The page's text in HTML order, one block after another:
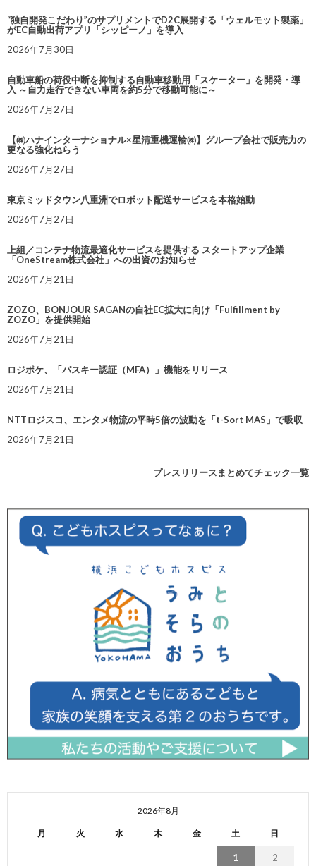
“独自開発こだわり”のサプリメントでD2C展開する「ウェルモット製薬」
がEC自動出荷アプリ「シッピーノ」を導入
2026年7月30日
自動車船の荷役中断を抑制する自動車移動用「スケーター」を開発・導
入 ～自力走行できない車両を約5分で移動可能に～
2026年7月27日
【㈱ハナインターナショナル×星清重機運輸㈱】グループ会社で販売力の
更なる強化ねらう
2026年7月27日
東京ミッドタウン八重洲でロボット配送サービスを本格始動
2026年7月27日
上組／コンテナ物流最適化サービスを提供する スタートアップ企業
「OneStream株式会社」への出資のお知らせ
2026年7月21日
ZOZO、BONJOUR SAGANの自社EC拡大に向け「Fulfillment by
ZOZO」を提供開始
2026年7月21日
ロジポケ、「パスキー認証（MFA）」機能をリリース
2026年7月21日
NTTロジスコ、エンタメ物流の平時5倍の波動を「t-Sort MAS」で吸収
2026年7月21日
プレスリリースまとめてチェック一覧
2026年8月
月 火 水 木 金 土 日
1 2